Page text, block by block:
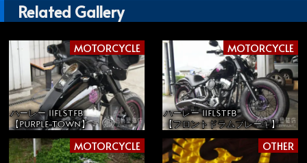
Related Gallery
MOTORCYCLE
ハーレー 11FLSTFB
【PURPLE-TOWN】
MOTORCYCLE
ハーレー 11FLSTFB
【フロントドラムブレーキ】
MOTORCYCLE OTHER